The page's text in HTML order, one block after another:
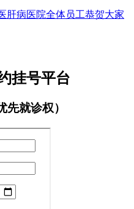
肝病医院全体员工恭贺大家
挂号平台
先就诊权）